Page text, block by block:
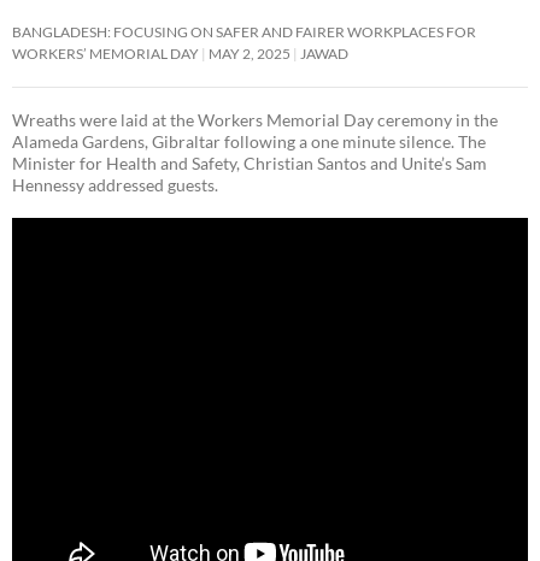
BANGLADESH: FOCUSING ON SAFER AND FAIRER WORKPLACES FOR
WORKERS’ MEMORIAL DAY MAY 2, 2025 JAWAD
Wreaths were laid at the Workers Memorial Day ceremony in the
Alameda Gardens, Gibraltar following a one minute silence. The
Minister for Health and Safety, Christian Santos and Unite’s Sam
Hennessy addressed guests.